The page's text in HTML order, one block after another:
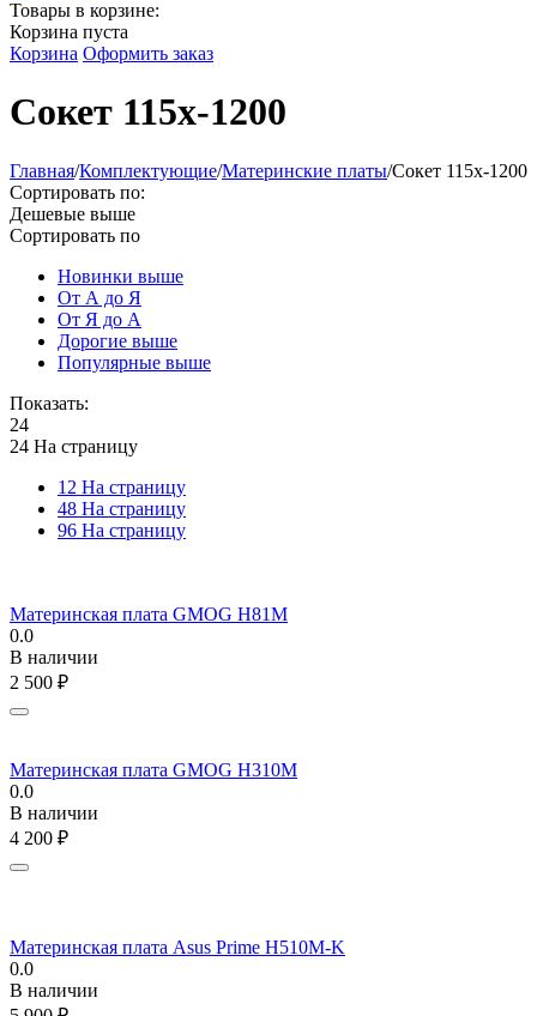
Товары в корзине:
Корзина пуста
Корзина Оформить заказ
Сокет 115х-1200
Главная/Комплектующие/Материнские платы/Сокет 115х-1200
Сортировать по:
Дешевые выше
Сортировать по
Новинки выше
От А до Я
От Я до А
Дорогие выше
Популярные выше
Показать:
24
24 На страницу
12 На страницу
48 На страницу
96 На страницу
Материнская плата GMOG H81M
0.0
В наличии
2 500 ₽
Материнская плата GMOG H310M
0.0
В наличии
4 200 ₽
Материнская плата Asus Prime H510M-K
0.0
В наличии